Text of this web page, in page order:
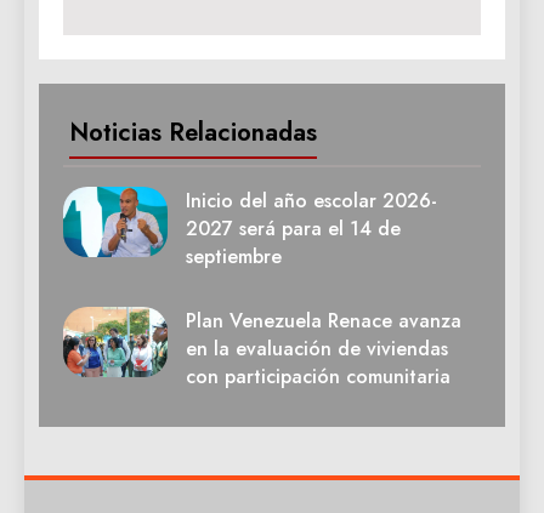
Noticias Relacionadas
Inicio del año escolar 2026-
2027 será para el 14 de
septiembre
Plan Venezuela Renace avanza
en la evaluación de viviendas
con participación comunitaria